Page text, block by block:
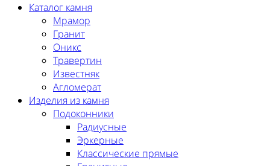
Каталог камня
Мрамор
Гранит
Оникс
Травертин
Известняк
Агломерат
Изделия из камня
Подоконники
Радиусные
Эркерные
Классические прямые